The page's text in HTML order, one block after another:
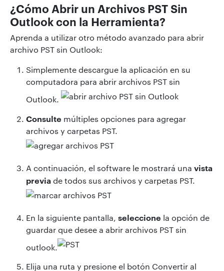
¿Cómo Abrir un Archivos PST Sin
Outlook con la Herramienta?
Aprenda a utilizar otro método avanzado para abrir
archivo PST sin Outlook:
Simplemente descargue la aplicación en su
computadora para abrir archivos PST sin
Outlook.
Consulte múltiples opciones para agregar
archivos y carpetas PST.
A continuación, el software le mostrará una vista
previade todos sus archivos y carpetas PST.
En la siguiente pantalla, seleccione la opción de
guardar que desee a abrir archivos PST sin
outlook.
Elija una ruta y presione el botón Convertir al